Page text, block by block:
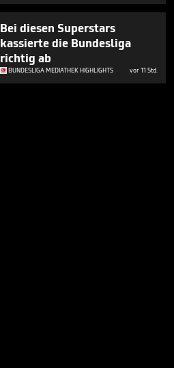
Bei diesen Superstars
kassierte die Bundesliga
richtig ab
BUNDESLIGA MEDIATHEK HIGHLIGHTS vor 11 Std.